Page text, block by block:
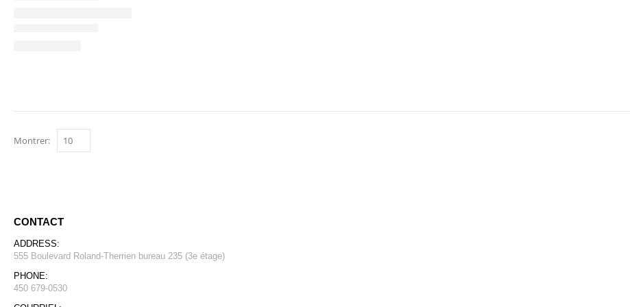
Montrer:
CONTACT
ADDRESS:
555 Boulevard Roland-Therrien bureau 235 (3e étage)
PHONE:
450 679-0530